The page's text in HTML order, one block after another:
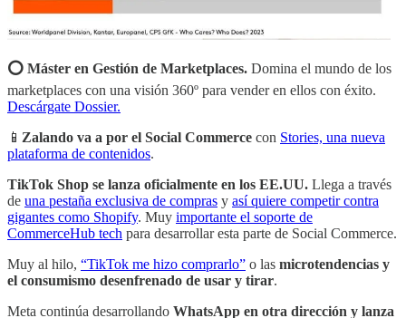
⭕️ Máster en Gestión de Marketplaces. Domina el mundo de los
marketplaces con una visión 360º para vender en ellos con éxito.
Descárgate Dossier.
📱 Zalando va a por el Social Commerce con Stories, una nueva
plataforma de contenidos.
TikTok Shop se lanza oficialmente en los EE.UU. Llega a través
de una pestaña exclusiva de compras y así quiere competir contra
gigantes como Shopify. Muy importante el soporte de
CommerceHub tech para desarrollar esta parte de Social Commerce.
Muy al hilo, “TikTok me hizo comprarlo” o las microtendencias y
el consumismo desenfrenado de usar y tirar.
Meta continúa desarrollando WhatsApp en otra dirección y lanza